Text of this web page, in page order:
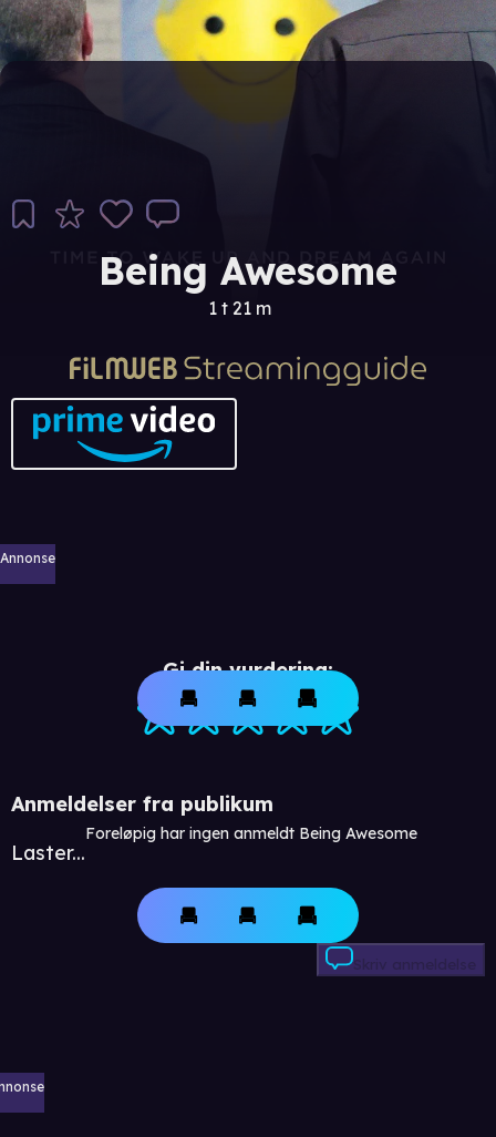
Being Awesome
1 t 21 m
Annonse
Gi din vurdering:
Anmeldelser fra publikum
Laster...
Foreløpig har ingen anmeldt Being Awesome
Skriv anmeldelse